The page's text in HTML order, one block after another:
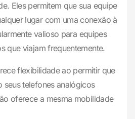
Eles permitem que sua equipe
lugar com uma conexão à
valioso para equipes
que viajam frequentemente.
flexibilidade ao permitir que
seus telefones analógicos
oferece a mesma mobilidade